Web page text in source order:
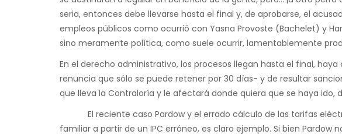
seria, entonces debe llevarse hasta el final y, de aprobarse, el
empleos públicos como ocurrió con Yasna Provoste (Bachelet) y
sino meramente política, como suele ocurrir, lamentablemente
En el derecho administrativo, los procesos llegan hasta el final,
renuncia que sólo se puede retener por 30 días- y de resultar
que lleva la Contraloría y le afectará donde quiera que se haya ido,
El reciente caso Pardow y el errado cálculo de las tarifas
familiar a partir de un IPC erróneo, es claro ejemplo. Si bien Pardow